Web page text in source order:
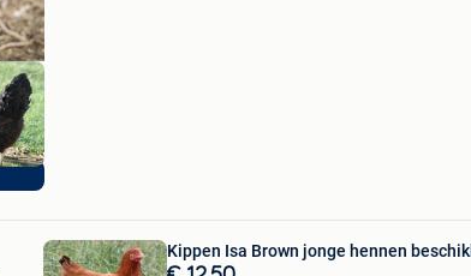
Kippen Isa Brown jonge hennen